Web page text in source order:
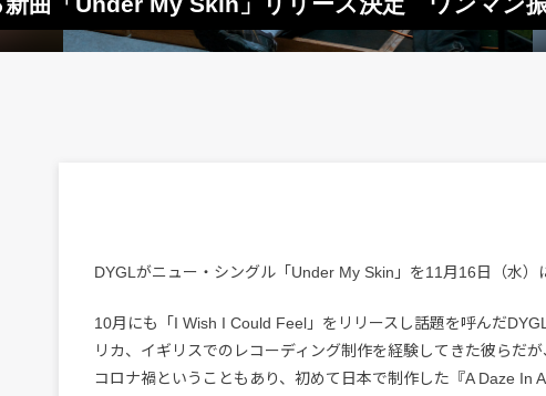
DYGLがニュー・シングル「Under My Skin」を11月16日（水）
10月にも「I Wish I Could Feel」をリリースし話題を呼んだ
リカ、イギリスでのレコーディング制作を経験してきた彼らだ
コロナ禍ということもあり、初めて日本で制作した『A Daze In